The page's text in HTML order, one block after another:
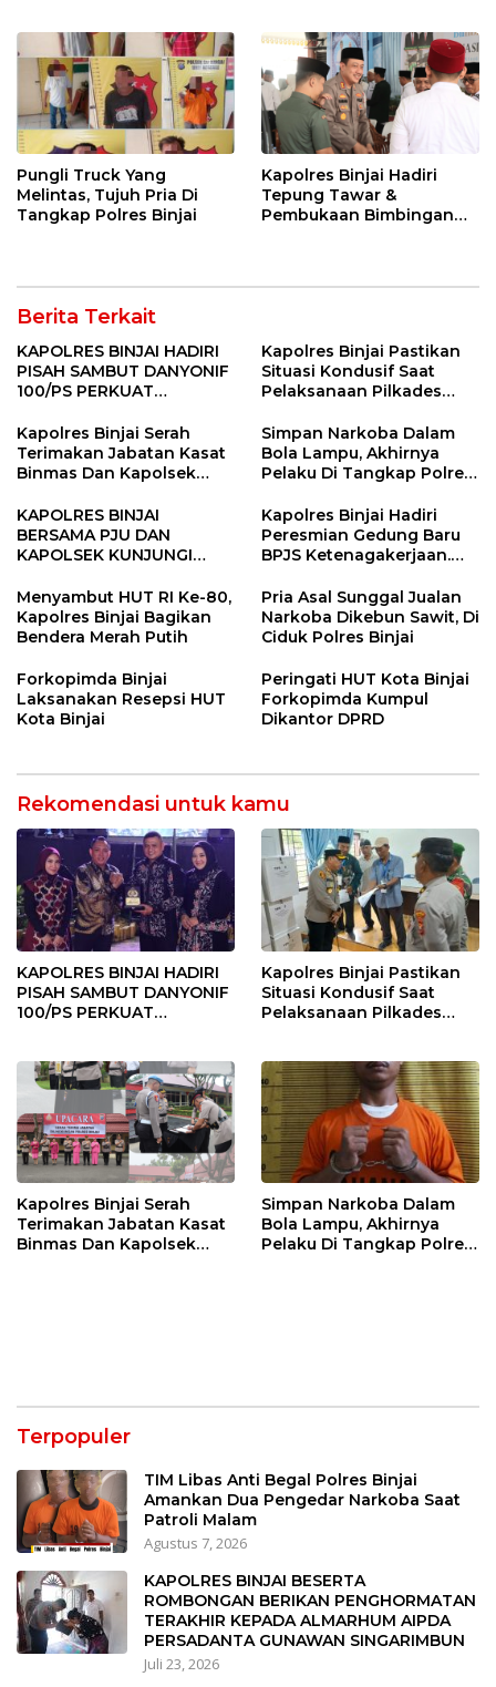
Pungli Truck Yang
Melintas, Tujuh Pria Di
Tangkap Polres Binjai
Kapolres Binjai Hadiri
Tepung Tawar &
Pembukaan Bimbingan
Berita Terkait
KAPOLRES BINJAI HADIRI
PISAH SAMBUT DANYONIF
100/PS PERKUAT
Kapolres Binjai Pastikan
Situasi Kondusif Saat
Pelaksanaan Pilkades
Kapolres Binjai Serah
Terimakan Jabatan Kasat
Binmas Dan Kapolsek
Simpan Narkoba Dalam
Bola Lampu, Akhirnya
Pelaku Di Tangkap Polres
KAPOLRES BINJAI
BERSAMA PJU DAN
KAPOLSEK KUNJUNGI
BINJAI
Kapolres Binjai Hadiri
Peresmian Gedung Baru
BPJS Ketenagakerjaan.
Menyeluruh bagi Pekerja”
Menyambut HUT RI Ke-80,
Kapolres Binjai Bagikan
Bendera Merah Putih
Pria Asal Sunggal Jualan
Narkoba Dikebun Sawit, Di
Ciduk Polres Binjai
Forkopimda Binjai
Laksanakan Resepsi HUT
Kota Binjai
Peringati HUT Kota Binjai
Forkopimda Kumpul
Dikantor DPRD
Rekomendasi untuk kamu
KAPOLRES BINJAI HADIRI
PISAH SAMBUT DANYONIF
100/PS PERKUAT
Kapolres Binjai Pastikan
Situasi Kondusif Saat
Pelaksanaan Pilkades
Kapolres Binjai Serah
Terimakan Jabatan Kasat
Binmas Dan Kapolsek
Simpan Narkoba Dalam
Bola Lampu, Akhirnya
Pelaku Di Tangkap Polres
Terpopuler
TIM Libas Anti Begal Polres Binjai
Amankan Dua Pengedar Narkoba Saat
Patroli Malam
Agustus 7, 2026
KAPOLRES BINJAI BESERTA
ROMBONGAN BERIKAN PENGHORMATAN
TERAKHIR KEPADA ALMARHUM AIPDA
PERSADANTA GUNAWAN SINGARIMBUN
Juli 23, 2026